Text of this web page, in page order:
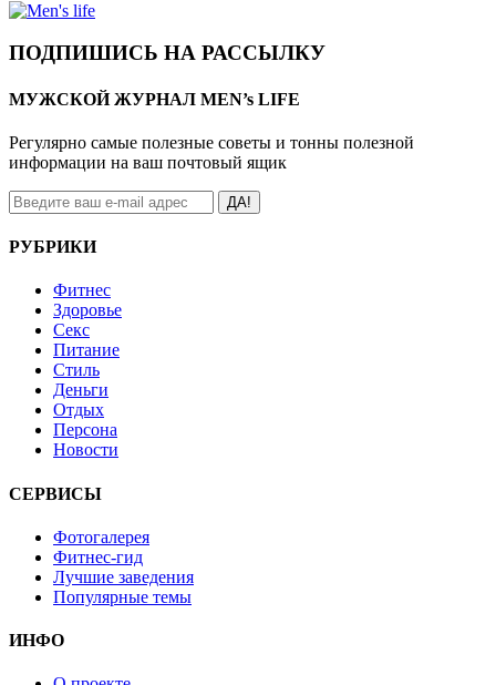
ПОДПИШИСЬ НА РАССЫЛКУ
МУЖСКОЙ ЖУРНАЛ MEN’s LIFE
Регулярно самые полезные советы и тонны полезной
информации на ваш почтовый ящик
ДА!
РУБРИКИ
Фитнес
Здоровье
Секс
Питание
Стиль
Деньги
Отдых
Персона
Новости
СЕРВИСЫ
Фотогалерея
Фитнес-гид
Лучшие заведения
Популярные темы
ИНФО